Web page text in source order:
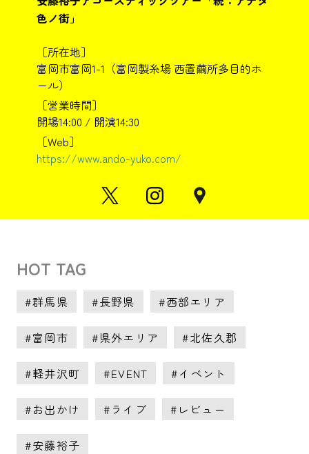
色ノ街」
［所在地］
富岡市富岡1-1（富岡製糸場 西置繭所多目的ホ
ール）
［営業時間］
開場14:00 / 開演14:30
［Web］
https://www.ando-yuko.com/
HOT TAG
群馬県 長野県 西部エリア
富岡市 県外エリア 北佐久郡
軽井沢町 EVENT イベント
お出かけ ライブ レビュー
安藤裕子